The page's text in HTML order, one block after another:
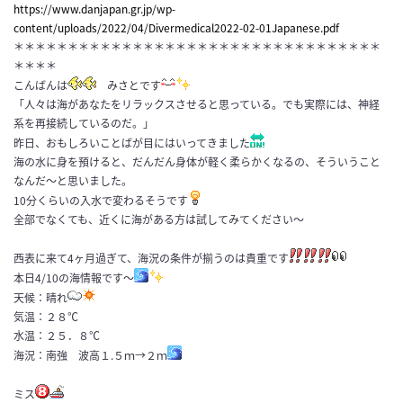
https://www.danjapan.gr.jp/wp-
content/uploads/2022/04/Divermedical2022-02-01Japanese.pdf
＊＊＊＊＊＊＊＊＊＊＊＊＊＊＊＊＊＊＊＊＊＊＊＊＊＊＊＊＊＊＊＊＊＊
＊＊＊＊
こんばんは
みさとです
「人々は海があなたをリラックスさせると思っている。でも実際には、神経
系を再接続しているのだ。」
昨日、おもしろいことばが目にはいってきました
海の水に身を預けると、だんだん身体が軽く柔らかくなるの、そういうこと
なんだ～と思いました。
10分くらいの入水で変わるそうです
全部でなくても、近くに海がある方は試してみてください～
西表に来て4ヶ月過ぎて、海況の条件が揃うのは貴重です
本日4/10の海情報です～
天候：晴れ
気温：２８℃
水温：２５．８℃
海況：南強 波高１.５ｍ→２ｍ
ミス